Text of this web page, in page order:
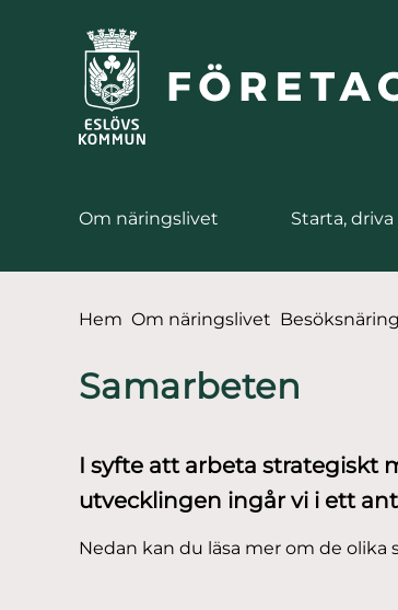
till innehåll
huvudmeny
till sidomeny
Om näringslivet Starta,
Du är här:
Hem Om näringslivet Besöksnäring
Samarbeten
I syfte att arbeta strategiskt
utvecklingen ingår vi i ett
Nedan kan du läsa mer om de olika